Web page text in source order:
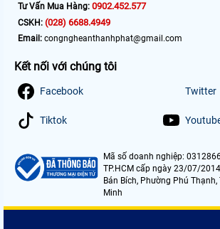
Tư Vấn Mua Hàng: 0902.452.577
CSKH: (028) 6688.4949
Email: congngheanthanhphat@gmail.com
Kết nối với chúng tôi
Facebook Twitter
Tiktok
Mã số doanh nghiệp:
TP.HCM cấp ngày 23/07/
Bán Bích, Phường Phú
Minh